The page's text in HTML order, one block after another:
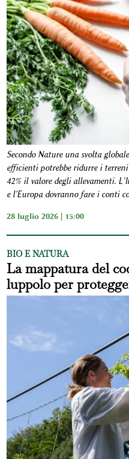
Secondo Nature una svolta
efficienti potrebbe ridurre i
42% il valore degli allevamenti.
e l'Europa dovranno fare i conti
28 luglio 2026 | 15:00
BIO E NATURA
La mappatura del
luppolo per